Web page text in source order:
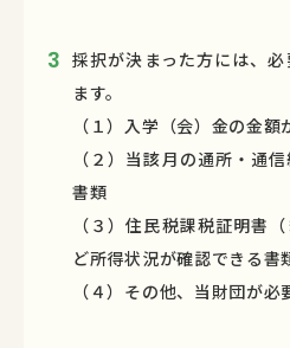
採択が決まった方には、
ます。
（１）入学（会）金の金
（２）当該月の通所・通
書類
（３）住民税課税証明書
ど所得状況が確認できる書
（４）その他、当財団が